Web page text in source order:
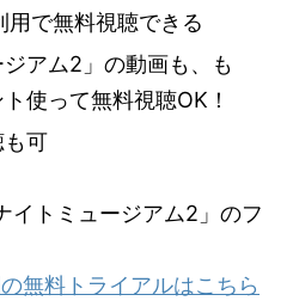
で無料視聴できる
アム2」の動画も、も
使って無料視聴OK！
も可
イトミュージアム2」のフ
無料トライアルはこちら